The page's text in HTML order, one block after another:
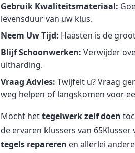
Gebruik Kwaliteitsmateriaal:
levensduur van uw klus.
Neem Uw Tijd: Haasten is de
Blijf Schoonwerken: Verwijder
uitharding.
Vraag Advies: Twijfelt u? Vraag
weg helpen of langskomen voor
Mocht hettegelwerk zelf doen
de ervaren klussers van
tegels repareren en allerlei